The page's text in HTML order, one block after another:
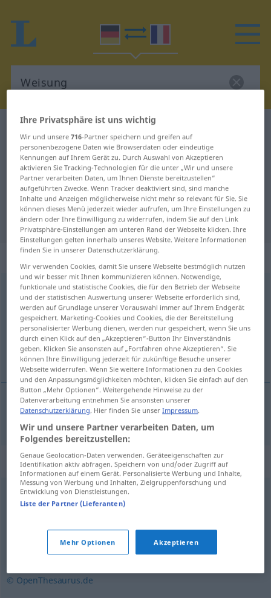
Deutsch-Französisch Wörterbuch
Deutsch-Französisch Übersetzung
für "Weisung"
"Weisung" Französisch
Übersetzung
„Weisung“: Femininum
Weisungf < Weisung;Weisungen> GEH
Übersicht aller Übersetzungen
(Für mehr Details die Übersetzung anklicken/antippen)
directive
directivef Weisungou
Synonyme für "Weisung"
Anweisung,Auftrag,Geheiß
Zwang,Befehl,Anweisung,Order
© OpenThesaurus.de
Ihre Privatsphäre ist uns wichtig
Wir und unsere716-Partner speichern und greifen auf
personenbezogene Daten wie Browserdaten oder eindeutige
Kennungen auf Ihrem Gerät zu. Durch Auswahl von Akzeptieren
aktivieren Sie Tracking-Technologien für die unter „Wir und unsere
Partner verarbeiten Daten, um Ihnen Dienste bereitzustellen“
aufgeführten Zwecke. Wenn Tracker deaktiviert sind, sind manche
Inhalte und Anzeigen möglicherweise nicht mehr so relevant für Sie. Sie
können dieses Menü jederzeit wieder aufrufen, um Ihre Einstellungen zu
ändern oder Ihre Einwilligung zu widerrufen, indem Sie auf den Link
Privatsphäre-Einstellungen am unteren Rand der Webseite klicken. Ihre
Einstellungen gelten innerhalb unseres Website. Weitere Informationen
finden Sie in unserer Datenschutzerklärung.
Wir verwenden Cookies, damit Sie unsere Webseite bestmöglich nutzen
und wir besser mit Ihnen kommunizieren können. Notwendige,
funktionale und statistische Cookies, die für den Betrieb der Webseite
und der statistischen Auswertung unserer Webseite erforderlich sind,
werden auf Grundlage unserer Vorauswahl immer auf Ihrem Endgerät
gespeichert. Marketing-Cookies und Cookies, die der Bereitstellung
personalisierter Werbung dienen, werden nur gespeichert, wenn Sie uns
durch einen Klick auf den „Akzeptieren“-Button Ihr Einverständnis
geben. Klicken Sie ansonsten auf „Fortfahren ohne Akzeptieren“. Sie
können Ihre Einwilligung jederzeit für zukünftige Besuche unserer
Webseite widerrufen. Wenn Sie weitere Informationen zu den Cookies
und den Anpassungsmöglichkeiten möchten, klicken Sie einfach auf den
Button „Mehr Optionen“. Weitergehende Hinweise zu der
Datenverarbeitung entnehmen Sie ansonsten unserer
Datenschutzerklärung. Hier finden Sie unserImpressum.
Wir und unsere Partner verarbeiten Daten, um
Folgendes bereitzustellen:
Genaue Geolocation-Daten verwenden. Geräteeigenschaften zur
Identifikation aktiv abfragen. Speichern von und/oder Zugriff auf
Informationen auf einem Gerät. Personalisierte Werbung und Inhalte,
Messung von Werbung und Inhalten, Zielgruppenforschung und
Entwicklung von Dienstleistungen.
Liste der Partner (Lieferanten)
Mehr Optionen Akzeptieren